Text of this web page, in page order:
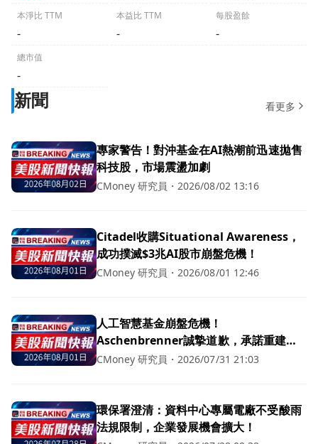
本淨比 TTM
-
本益比 TTM
-
每股盈餘
-
總市值
-
新聞 看更多
專家警告！對沖基金在AI熱潮前迅速拋售
科技股，市場震盪加劇
CMoney 研究員 ・2026/08/02 13:16
Citadel收購Situational Awareness，
成功撲滅$3兆AI股市崩盤危機！
CMoney 研究員 ・2026/08/01 12:46
人工智慧基金崩盤危機！
Aschenbrenner誠摯道歉，承諾重建投
資者信任
CMoney 研究員 ・2026/07/31 21:03
環保署澄清：資料中心專屬電廠不受酸雨
法規限制，企業發展機會擴大！